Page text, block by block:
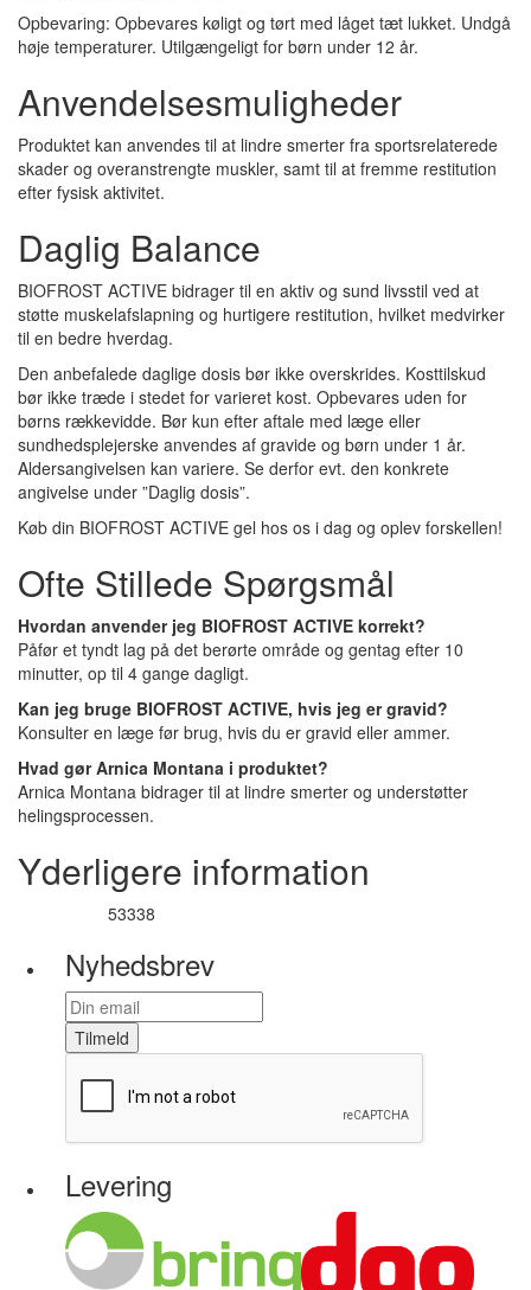
Opbevaring: Opbevares køligt og tørt med låget tæt lukket. Undgå
høje temperaturer. Utilgængeligt for børn under 12 år.
Anvendelsesmuligheder
Produktet kan anvendes til at lindre smerter fra sportsrelaterede
skader og overanstrengte muskler, samt til at fremme restitution
efter fysisk aktivitet.
Daglig Balance
BIOFROST ACTIVE bidrager til en aktiv og sund livsstil ved at
støtte muskelafslapning og hurtigere restitution, hvilket medvirker
til en bedre hverdag.
Den anbefalede daglige dosis bør ikke overskrides. Kosttilskud
bør ikke træde i stedet for varieret kost. Opbevares uden for
børns rækkevidde. Bør kun efter aftale med læge eller
sundhedsplejerske anvendes af gravide og børn under 1 år.
Aldersangivelsen kan variere. Se derfor evt. den konkrete
angivelse under ”Daglig dosis”.
Køb din BIOFROST ACTIVE gel hos os i dag og oplev forskellen!
Ofte Stillede Spørgsmål
Hvordan anvender jeg BIOFROST ACTIVE korrekt?
Påfør et tyndt lag på det berørte område og gentag efter 10
minutter, op til 4 gange dagligt.
Kan jeg bruge BIOFROST ACTIVE, hvis jeg er gravid?
Konsulter en læge før brug, hvis du er gravid eller ammer.
Hvad gør Arnica Montana i produktet?
Arnica Montana bidrager til at lindre smerter og understøtter
helingsprocessen.
Yderligere information
53338
Nyhedsbrev
Tilmeld
Levering